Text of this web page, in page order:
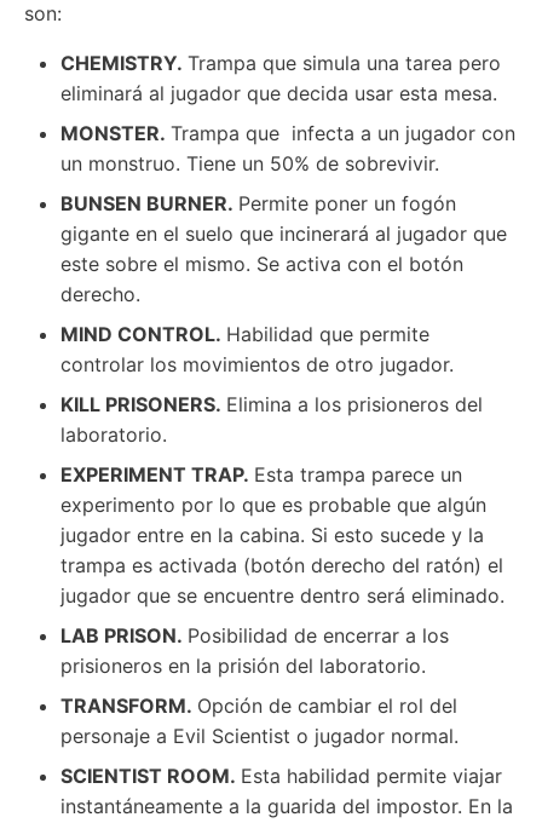
son:
CHEMISTRY. Trampa que simula una tarea pero
eliminará al jugador que decida usar esta mesa.
MONSTER. Trampa que infecta a un jugador con
un monstruo. Tiene un 50% de sobrevivir.
BUNSEN BURNER. Permite poner un fogón
gigante en el suelo que incinerará al jugador que
este sobre el mismo. Se activa con el botón
derecho.
MIND CONTROL. Habilidad que permite
controlar los movimientos de otro jugador.
KILL PRISONERS. Elimina a los prisioneros del
laboratorio.
EXPERIMENT TRAP. Esta trampa parece un
experimento por lo que es probable que algún
jugador entre en la cabina. Si esto sucede y la
trampa es activada (botón derecho del ratón) el
jugador que se encuentre dentro será eliminado.
LAB PRISON. Posibilidad de encerrar a los
prisioneros en la prisión del laboratorio.
TRANSFORM. Opción de cambiar el rol del
personaje a Evil Scientist o jugador normal.
SCIENTIST ROOM. Esta habilidad permite viajar
instantáneamente a la guarida del impostor. En la